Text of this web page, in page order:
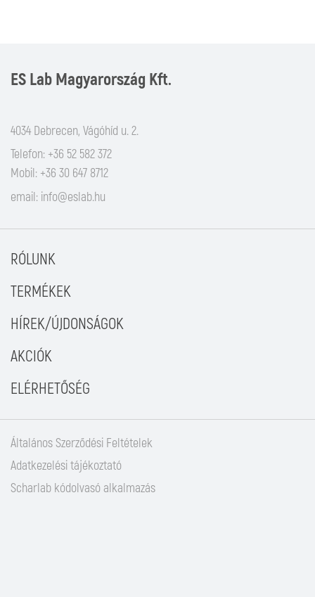
ES Lab Magyarország Kft.
4034 Debrecen, Vágóhíd u. 2.
Telefon: +36 52 582 372
Mobil: +36 30 647 8712
email: info@eslab.hu
RÓLUNK
TERMÉKEK
HÍREK/ÚJDONSÁGOK
AKCIÓK
ELÉRHETŐSÉG
Általános Szerződési Feltételek
Adatkezelési tájékoztató
Scharlab kódolvasó alkalmazás